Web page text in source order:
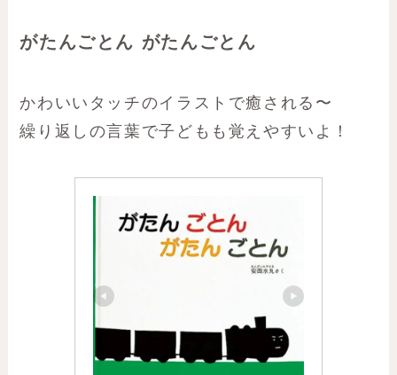
がたんごとん がたんごとん
かわいいタッチのイラストで癒される〜
繰り返しの言葉で子どもも覚えやすいよ！